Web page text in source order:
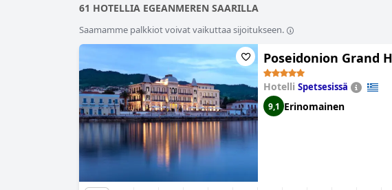
61 HOTELLIA EGEANMEREN SAARILLA
Saamamme palkkiot voivat vaikuttaa sijoitukseen.
Poseidonion Grand
Hotelli Spetsesissä
9,1 Erinomainen